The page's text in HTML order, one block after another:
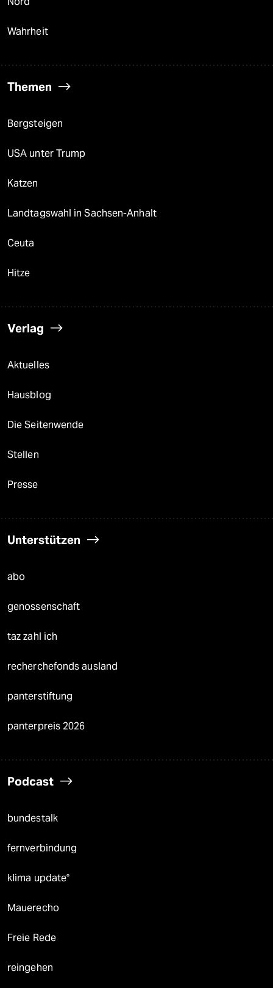
Wahrheit
Themen
Bergsteigen
USA unter Trump
Katzen
Landtagswahl in Sachsen-Anhalt
Ceuta
Hitze
Verlag
Aktuelles
Hausblog
Die Seitenwende
Stellen
Presse
Unterstützen
abo
genossenschaft
taz zahl ich
recherchefonds ausland
panterstiftung
panterpreis 2026
Podcast
bundestalk
fernverbindung
klima update°
Mauerecho
Freie Rede
reingehen